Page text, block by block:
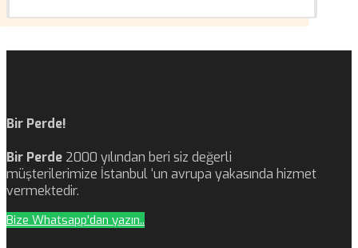
Bir Perde!
Bir Perde 2000 yılından beri siz değerli
müşterilerimize İstanbul ‘un avrupa yakasında hizmet
vermektedir.
Bize Whatsapp'dan yazın..